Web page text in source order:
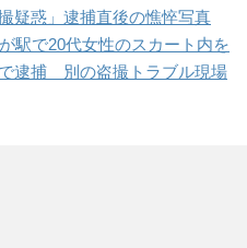
疑惑」逮捕直後の憔悴写真
駅で20代女性のスカート内を
逮捕 別の盗撮トラブル現場